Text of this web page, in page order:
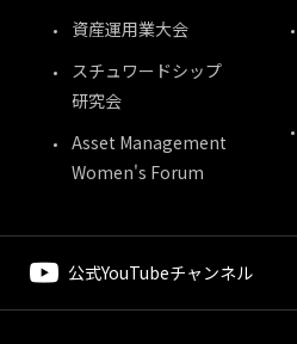
資産運用業大会
スチュワードシップ
研究会
Asset Management
Women's Forum
公式YouTubeチャンネル